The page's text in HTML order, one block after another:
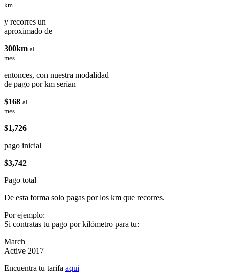
km
y recorres un
aproximado de
300km al
mes
entonces, con nuestra modalidad
de pago por km serían
$168 al
mes
$1,726
pago inicial
$3,742
Pago total
De esta forma solo pagas por los km que recorres.
Por ejemplo:
Si contratas tu pago por kilómetro para tu:
March
Active 2017
Encuentra tu tarifa aqui